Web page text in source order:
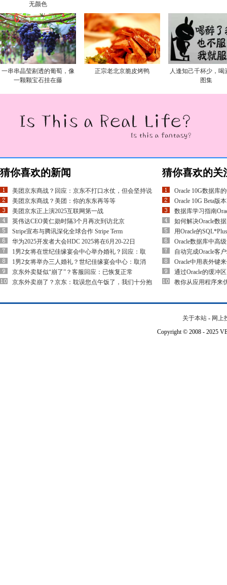
无颜色
一串串晶莹剔透的葡萄，像
一颗颗宝石挂在藤
正宗老北京脆皮烤鸭
人逢知己千杯少，喝
图集
猜你喜欢的新闻
美团京东商战？回应：京东不打口水仗，但会坚持说
美团京东商战？美团：你的东东再等等
美团京东正上演2025互联网第一战
英伟达CEO黄仁勋时隔3个月再次到访北京
Stripe宣布与腾讯深化全球合作 Stripe Term
华为2025开发者大会HDC 2025将在6月20-22日
1男2女将在世纪佳缘宴会中心举办婚礼？回应：取
1男2女将举办三人婚礼？世纪佳缘宴会中心：取消
京东外卖疑似“崩了”？客服回应：已恢复正常
京东外卖崩了？京东：耽误您点午饭了，我们十分抱
猜你喜欢的关
Oracle 10G数据库
Oracle 10G Beta版
数据库学习指南
如何解决Oracle数
用Oracle的
Oracle数据库中高
自动完成Oracle客
Oracle中用表外键
通过Oracle的缓冲
教你从应用程序来
关于本站 - 网上
Copyright © 2008 - 2025